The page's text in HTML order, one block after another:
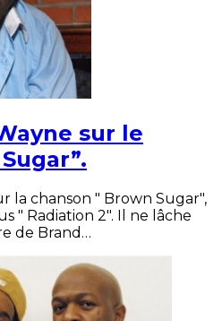
sur le
la chanson " Brown Sugar",
" Radiation 2". Il ne lâche
de Brand…